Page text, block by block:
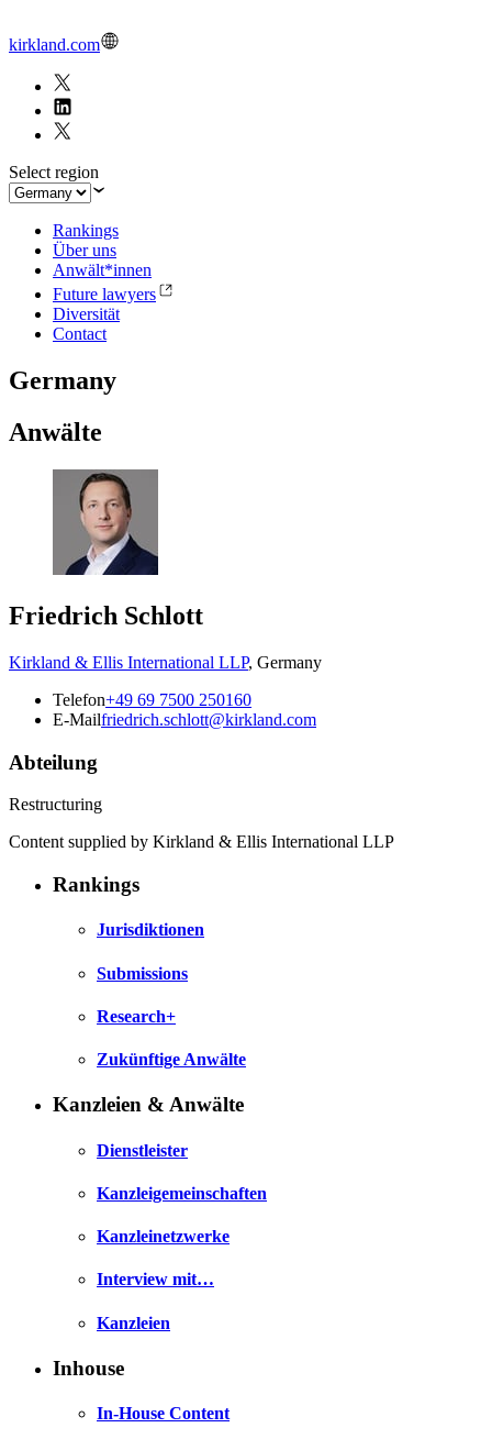
kirkland.com
Select region
Rankings
Über uns
Anwält*innen
Future lawyers
Diversität
Contact
Germany
Anwälte
Friedrich Schlott
Kirkland & Ellis International LLP, Germany
Telefon+49 69 7500 250160
E-Mailfriedrich.schlott@kirkland.com
Abteilung
Restructuring
Content supplied by Kirkland & Ellis International LLP
Rankings
Jurisdiktionen
Submissions
Research+
Zukünftige Anwälte
Kanzleien & Anwälte
Dienstleister
Kanzleigemeinschaften
Kanzleinetzwerke
Interview mit…
Kanzleien
Inhouse
In-House Content